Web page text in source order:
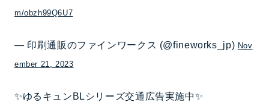
m/obzh99Q6U7
— 印刷通販のファインワークス (@fineworks_jp) Nov
ember 21, 2023
✨ゆるキュンBLシリーズ交通広告実施中✨